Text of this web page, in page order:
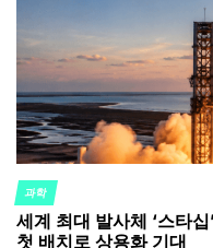
POSTED
IN
과학
세계 최대 발사체 ‘스타
첫 배치로 상용화 기대